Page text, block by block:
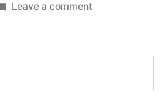
Leave a comment